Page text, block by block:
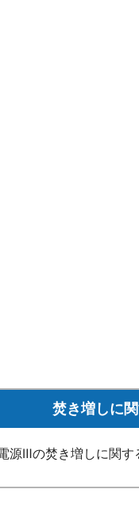
焚き増しに
Ⅲの焚き増しに関す